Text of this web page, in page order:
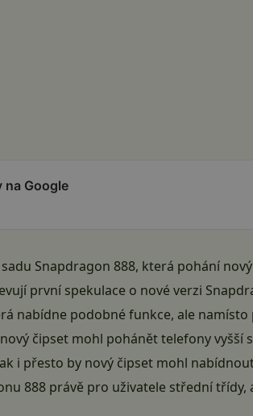
na Google
Snapdragon 888, která pohání nový
první spekulace o nové verzi
nabídne podobné funkce, ale namísto
čipset mohl pohánět telefony vyšší
i přesto by nový čipset mohl
888 právě pro uživatele střední třídy,